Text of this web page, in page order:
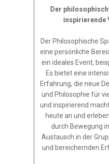
Der
inspirierende
Der Philosophische
eine persönliche
ein ideales Event,
Es bietet eine
Erfahrung, die neue
und Philosophie für
und inspirierend
heute an und
durch Bewegung
Austausch in der
und bereichernden